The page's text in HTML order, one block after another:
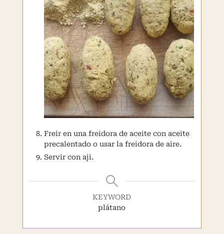
Freir en una freidora de aceite con aceite
precalentado o usar la freidora de aire.
Servir con aji.
KEYWORD
plátano